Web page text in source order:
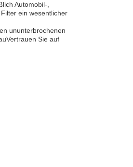
Automobil-,
ein wesentlicher
ununterbrochenen
Sie auf